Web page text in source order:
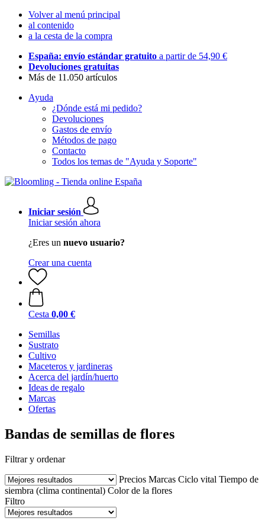
Volver al menú principal
al contenido
a la cesta de la compra
España: envío estándar gratuito a partir de 54,90 €
Devoluciones gratuitas
Más de 11.050 artículos
Ayuda
¿Dónde está mi pedido?
Devoluciones
Gastos de envío
Métodos de pago
Contacto
Todos los temas de "Ayuda y Soporte"
Iniciar sesión
Iniciar sesión ahora
¿Eres un nuevo usuario?
Crear una cuenta
Cesta 0,00 €
Semillas
Sustrato
Cultivo
Maceteros y jardineras
Acerca del jardín/huerto
Ideas de regalo
Marcas
Ofertas
Bandas de semillas de flores
Filtrar y ordenar
Precios Marcas Ciclo vital Tiempo de
siembra (clima continental) Color de la flores
Filtro